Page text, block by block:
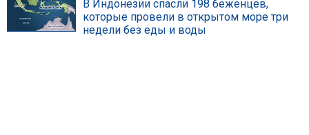
В Индонезии спасли 198 беженцев,
которые провели в открытом море три
недели без еды и воды